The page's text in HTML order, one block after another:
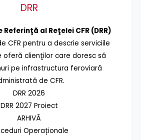
DRR
al Reţelei CFR (DRR)
CFR pentru a descrie serviciile
oferă clienţilor care doresc să
pe infrastructura feroviară
de CFR.
DRR 2026
DRR 2027 Proiect
ARHIVĂ
Operaționale